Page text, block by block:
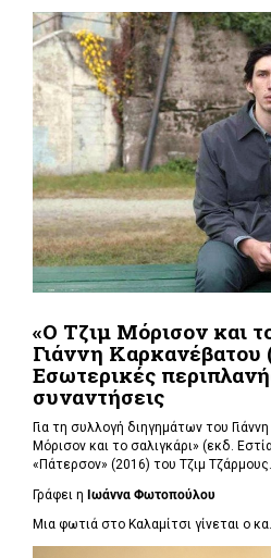
«Ο Τζιμ Μόρισον και
Γιάννη Καρκανέβατου
Εσωτερικές
συναντήσεις
Για τη συλλογή διηγημάτων του
Μόρισον και το σαλιγκάρι» (εκδ.
«Πάτερσον» (2016) του Τζιμ Τζάρμους.
Γράφει η Ιωάννα Φωτοπούλου
Μια φωτιά στο Καλαμίτσι γίνεται ο